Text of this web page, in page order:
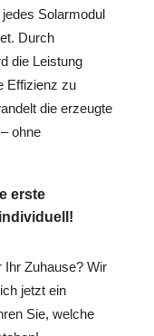
Solarmodul
Durch
die Leistung
Effizienz zu
die erzeugte
ohne
erste
Ihr Zuhause? Wir
jetzt ein
Sie, welche